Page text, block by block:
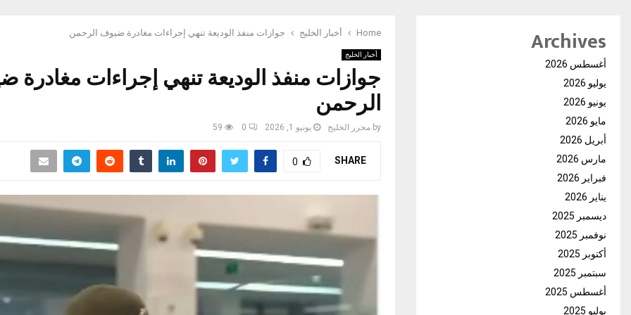
Home أخبار الخليج جوازات منفذ الوديعة تنهي إجراءات مغادرة ضيوف الرحمن
أخبار الخليج
جوازات منفذ الوديعة تنهي إجراءات
الرحمن
by محرر الخليج يونيو 1, 2026 0
59
SHARE
0
Archives
أغسطس 2026
يوليو 2026
يونيو 2026
مايو 2026
أبريل 2026
مارس 2026
فبراير 2026
يناير 2026
ديسمبر 2025
نوفمبر 2025
أكتوبر 2025
سبتمبر 2025
أغسطس 2025
يوليو 2025